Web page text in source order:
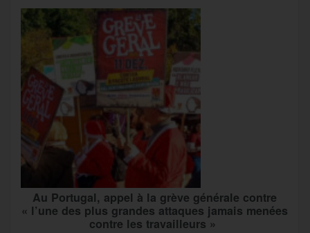
Au Portugal, appel à la grève générale contre
« l’une des plus grandes attaques jamais menées
contre les travailleurs »